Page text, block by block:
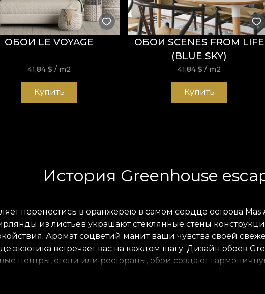
ОБОИ LE VOYAGE
41,84$ / m2
Купить
ОБОИ SCENES FROM LIFE
(BLUE SKY)
41,84$ / m2
Купить
История Greenhouse
перенестись в оранжерею в самом сердце острова Mas
из листьев украшают стеклянные стены
Аромат соцветий манит ваши чувства своей
экзотика встречает вас на каждом шагу. Дизайн обоев
центры, отели или рестораны, обои создают